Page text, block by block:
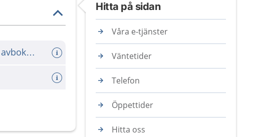
Kontakta oss för att omboka eller avboka tid
Hitta på sidan
Våra e-tjänster
Väntetider
Telefon
Öppettider
Hitta oss